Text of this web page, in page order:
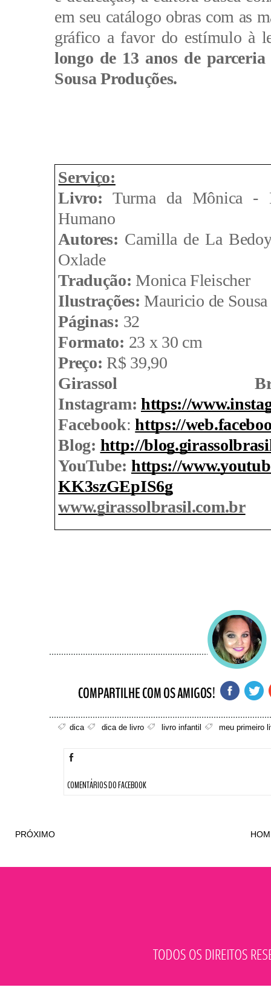
em seu catálogo obras com as
gráfico a favor do estímulo à
longo de 13 anos de
Sousa Produções.
Serviço:
Livro: Turma da Mônica -
Humano
Autores: Camilla de La
Oxlade
Tradução: Monica Fleischer
Ilustrações: Mauricio de Sousa
Páginas: 32
Formato: 23 x 30 cm
Preço: R$ 39,90
Girassol
Instagram: https://
Facebook: https://
Blog: http://
YouTube: https://
KK3szGEpIS6g
www.girassolbrasil.com.br
dica dica de livro livro infantil meu primeiro
COMENTÁRIOS DO FACEBOOK
PRÓXIMO